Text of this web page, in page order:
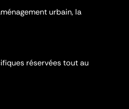
urbain, la
réservées tout au